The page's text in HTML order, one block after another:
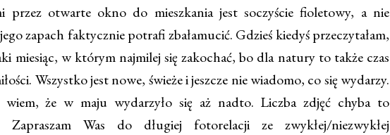
przez otwarte okno do mieszkania jest soczyście fioletowy, a nie
zapach faktycznie potrafi zbałamucić. Gdzieś kiedyś przeczytałam,
miesiąc, w którym najmilej się zakochać, bo dla natury to także czas
Wszystko jest nowe, świeże i jeszcze nie wiadomo, co się wydarzy.
że w maju wydarzyło się aż nadto. Liczba zdjęć chyba to
Zapraszam Was do długiej fotorelacji ze zwykłej/niezwykłej